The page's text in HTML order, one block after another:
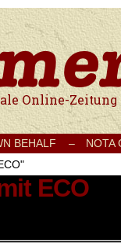
für Frieden,
BEHALF –
NOTA
ECO